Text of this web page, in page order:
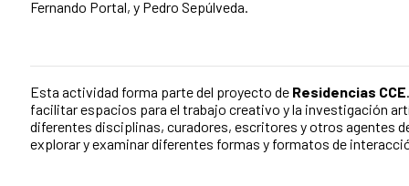
Fernando Portal, y Pedro Sepúlveda.
Esta actividad forma parte del proyecto de Residencias CCE
facilitar espacios para el trabajo creativo y la investigación
diferentes disciplinas, curadores, escritores y otros agentes
explorar y examinar diferentes formas y formatos de